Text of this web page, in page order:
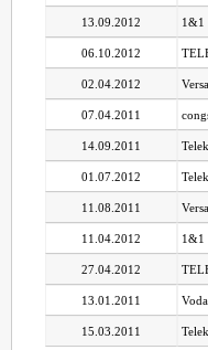
13.09.2012 1&1
06.10.2012
02.04.2012
07.04.2011
14.09.2011
01.07.2012
11.08.2011
11.04.2012 1&1
27.04.2012
13.01.2011
15.03.2011